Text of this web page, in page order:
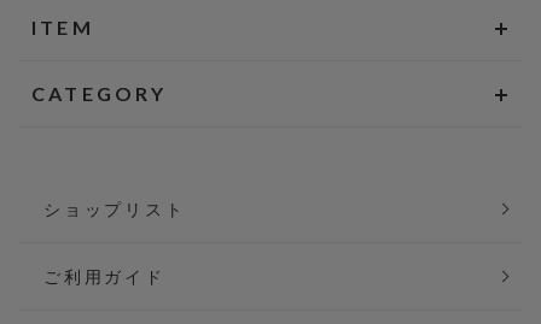
ITEM
CATEGORY
ショップリスト
ご利用ガイド